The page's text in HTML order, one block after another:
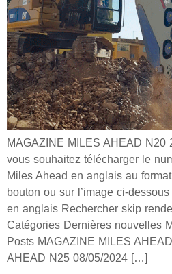
MAGAZINE MILES AHEAD N20
vous souhaitez télécharger le
Miles Ahead en anglais au
bouton ou sur l’image ci-
en anglais Rechercher skip
Catégories Dernières nouvelles
Posts MAGAZINE MILES
AHEAD N25 08/05/2024 […]